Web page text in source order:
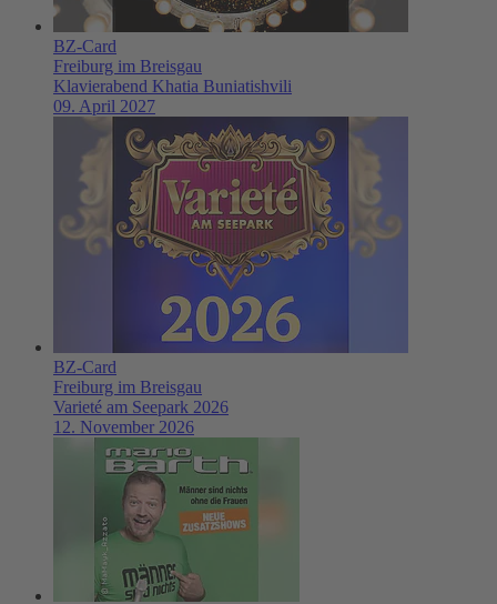
BZ-Card
Freiburg im Breisgau
Klavierabend Khatia Buniatishvili
09. April 2027
BZ-Card
Freiburg im Breisgau
Varieté am Seepark 2026
12. November 2026